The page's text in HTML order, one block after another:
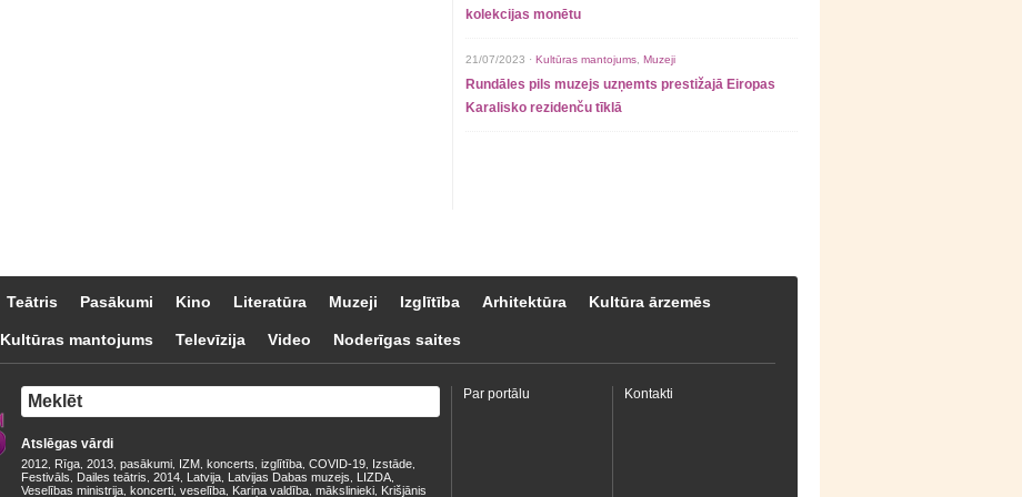
kolekcijas monētu
21/07/2023 · Kultūras mantojums Muzeji
Rundāles pils muzejs uzņemts prestižajā Eiropas
Karalisko rezidenču tīklā
Teātris Pasākumi Kino Literatūra Muzeji Izglītība Arhitektūra Kultūra ārzemēs
Kultūras mantojums Televīzija Video Noderīgas saites
Atslēgas vārdi
2012 Rīga 2013 pasākumi IZM koncerts izglītība COVID-19 Izstāde
Festivāls Dailes teātris 2014 Latvija Latvijas Dabas muzejs LIZDA
Veselības ministrija koncerti veselība Kariņa valdība mākslinieki Krišjānis
Par portālu Kontakti